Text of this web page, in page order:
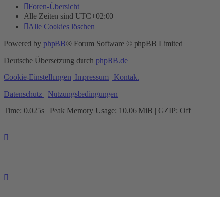
Foren-Übersicht
Alle Zeiten sind UTC+02:00
Alle Cookies löschen
Powered by phpBB® Forum Software © phpBB Limited
Deutsche Übersetzung durch phpBB.de
Cookie-Einstellungen| Impressum | Kontakt
Datenschutz | Nutzungsbedingungen
Time: 0.025s | Peak Memory Usage: 10.06 MiB | GZIP: Off